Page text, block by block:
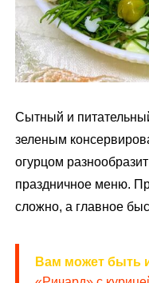
Сытный и
зеленым
огурцом
праздничное меню.
сложно, а главное
Вам может быть